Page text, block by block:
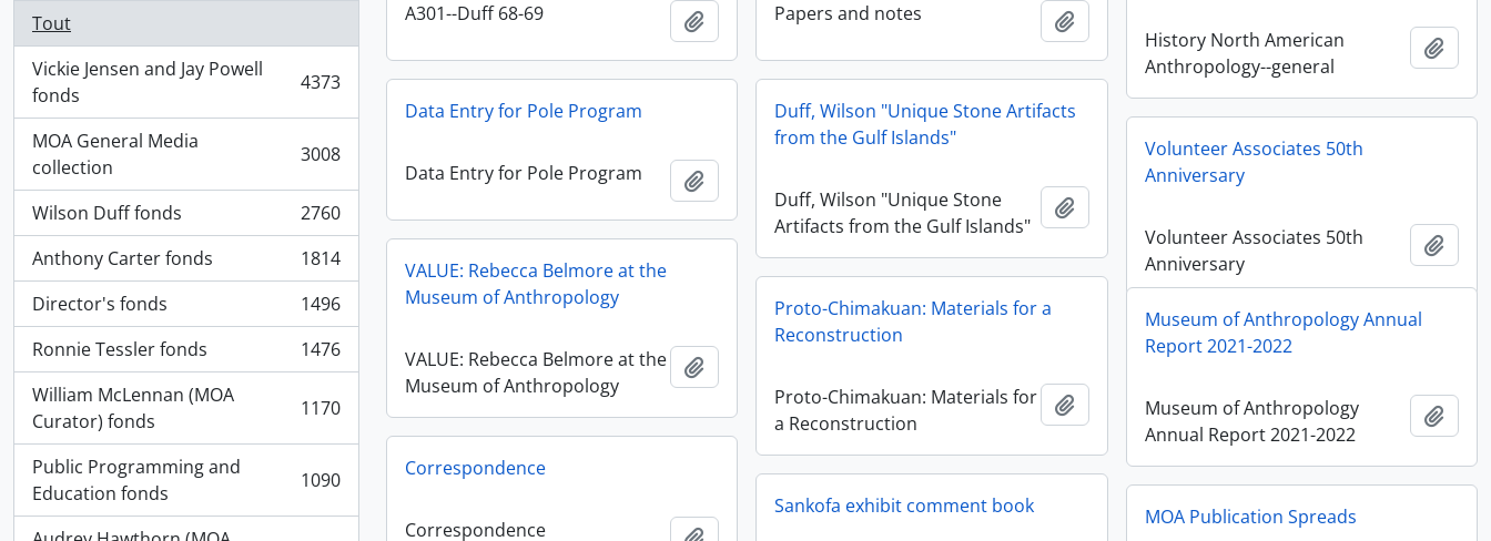
Tout
Vickie Jensen and Jay Powell
fonds
, 4373 résultats 4373
MOA General Media
collection
, 3008 résultats 3008
Wilson Duff fonds
, 2760 résultats
2760
Anthony Carter fonds
, 1814 résultats
1814
Director's fonds
, 1496 résultats
1496
Ronnie Tessler fonds
, 1476 résultats
1476
William McLennan (MOA
Curator) fonds
, 1170 résultats 1170
Public Programming and
Education fonds
, 1090 résultats 1090
A301--Duff 68-69 Ajouter au presse-papier
Papers and notes Ajouter au presse-papier
History North American
Anthropology--general
Data Entry for Pole Program
Data Entry for Pole Program
Duff, Wilson "Unique Stone Artifacts
from the Gulf Islands"
Duff, Wilson "Unique Stone
Artifacts from the Gulf Islands"
Ajouter au presse-papier
Volunteer Associates 50th
Anniversary
Volunteer Associates 50th
Anniversary
VALUE: Rebecca Belmore at the
Museum of Anthropology
VALUE: Rebecca Belmore at the
Museum of Anthropology
Proto-Chimakuan: Materials for a
Reconstruction
Proto-Chimakuan: Materials for
a Reconstruction
Ajouter au presse-papier
Museum of Anthropology Annual
Report 2021-2022
Museum of Anthropology
Annual Report 2021-2022
Correspondence
Correspondence
Sankofa exhibit comment book MOA Publication Spreads